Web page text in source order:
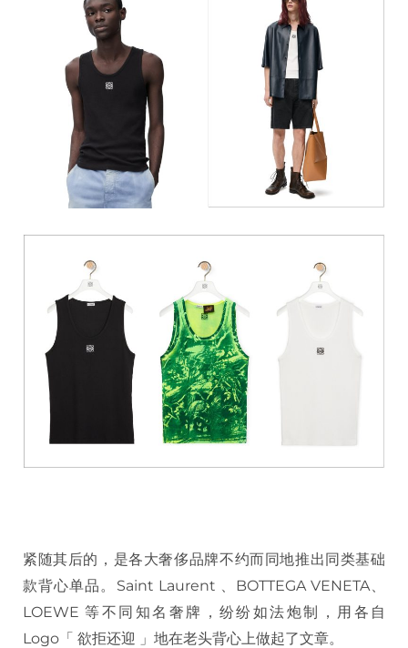
紧随其后的，是各大奢侈品牌不约而同地推出同类基础
款背心单品。Saint Laurent 、BOTTEGA VENETA、
LOEWE 等不同知名奢牌，纷纷如法炮制，用各自
Logo「 欲拒还迎 」地在老头背心上做起了文章。